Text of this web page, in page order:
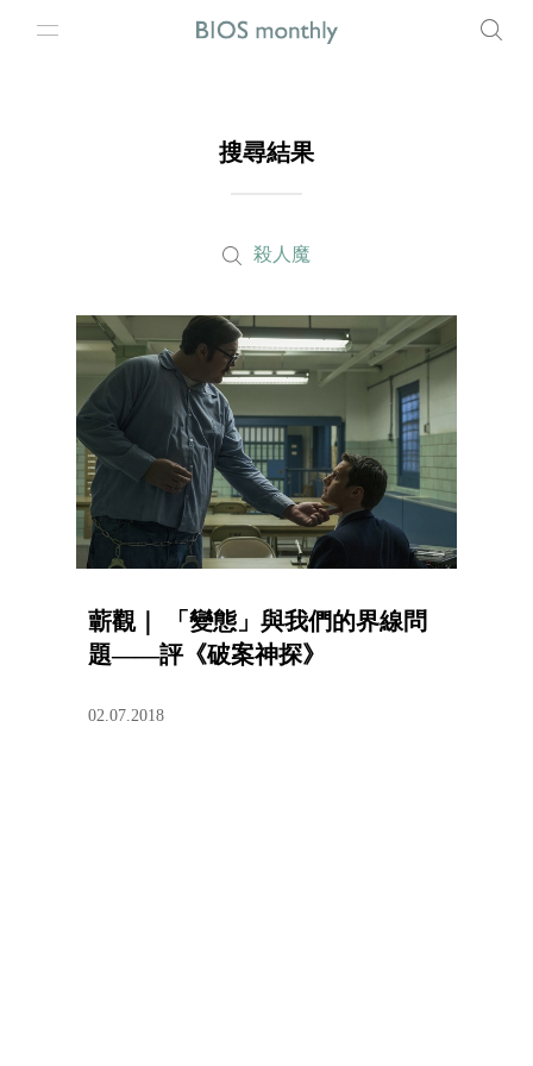
搜尋結果
殺人魔
蘄觀｜ 「變態」與我們的界線問
題——評《破案神探》
02.07.2018